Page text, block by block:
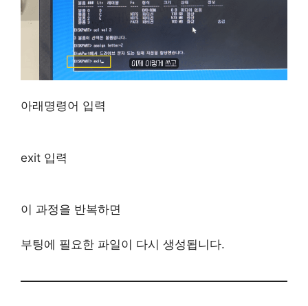
아래명령어 입력
exit 입력
이 과정을 반복하면
부팅에 필요한 파일이 다시 생성됩니다.